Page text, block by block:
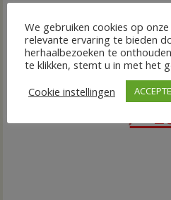
We gebruiken cookies op
relevante ervaring te bieden
herhaalbezoeken te
te klikken, stemt u in met het
Cookie instellingen